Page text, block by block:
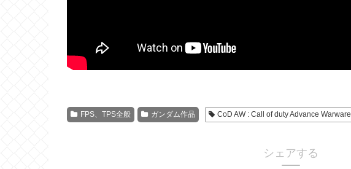
FPS、TPS全般 ガンダム作品 CoD AW : Call of duty Advance Warware
シェアする